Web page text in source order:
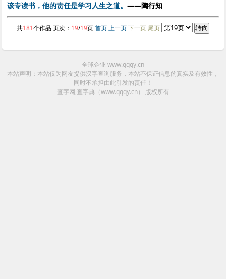
该专读书，他的责任是学习人生之道。——陶行知
共181个作品 页次： 19/19页首页上一页下一页 尾页
全球企业 www.qqqy.cn
本站声明：本站仅为网友提供汉字查询服务，本站不保证信息的真实及有效性，
同时不承担由此引发的责任！
查字网,查字典（www.qqqy.cn）
版权所有